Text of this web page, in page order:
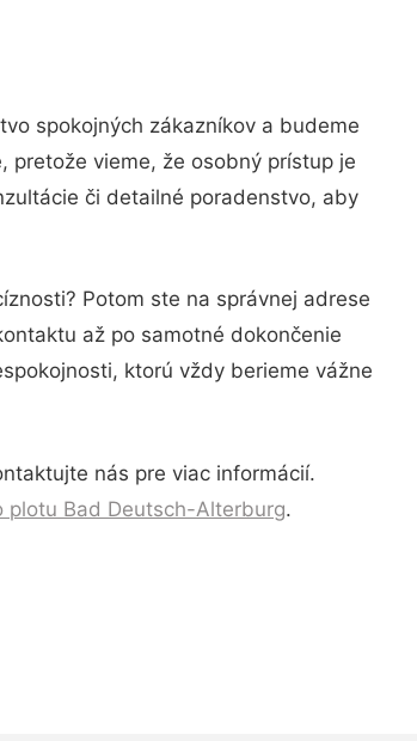
spokojných zákazníkov a budeme
pretože vieme, že osobný prístup je
či detailné poradenstvo, aby
Potom ste na správnej adrese
až po samotné dokončenie
ktorú vždy berieme vážne
nás pre viac informácií.
plotu Bad Deutsch-Alterburg.